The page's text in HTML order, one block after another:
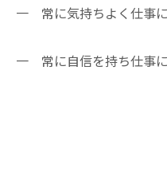
一 常に気持ちよく仕事
一 常に自信を持ち仕事